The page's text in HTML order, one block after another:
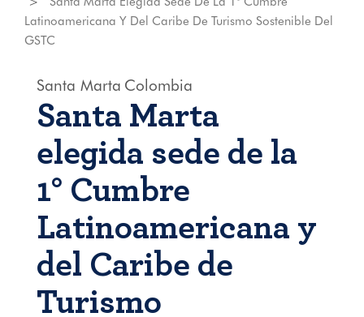
Latinoamericana Y Del Caribe De Turismo Sostenible Del
GSTC
Santa Marta Colombia
Santa Marta
elegida sede de la
1° Cumbre
Latinoamericana y
del Caribe de
Turismo